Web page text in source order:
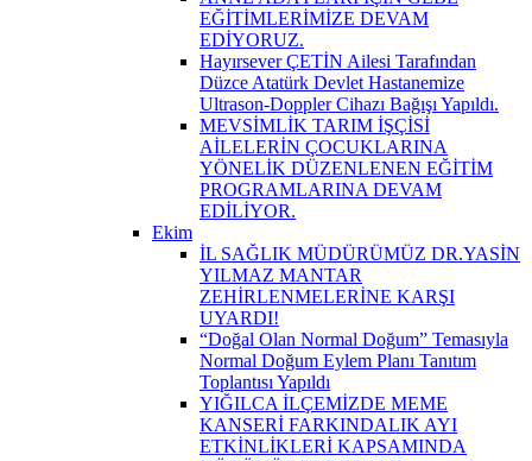
EĞİTİMLERİMİZE DEVAM
EDİYORUZ.
Hayırsever ÇETİN Ailesi Tarafından
Düzce Atatürk Devlet Hastanemize
Ultrason-Doppler Cihazı Bağışı Yapıldı.
MEVSİMLİK TARIM İŞÇİSİ
AİLELERİN ÇOCUKLARINA
YÖNELİK DÜZENLENEN EĞİTİM
PROGRAMLARINA DEVAM
EDİLİYOR.
Ekim
İL SAĞLIK MÜDÜRÜMÜZ DR.YASİN
YILMAZ MANTAR
ZEHİRLENMELERİNE KARŞI
UYARDI!
“Doğal Olan Normal Doğum” Temasıyla
Normal Doğum Eylem Planı Tanıtım
Toplantısı Yapıldı
YIĞILCA İLÇEMİZDE MEME
KANSERİ FARKINDALIK AYI
ETKİNLİKLERİ KAPSAMINDA